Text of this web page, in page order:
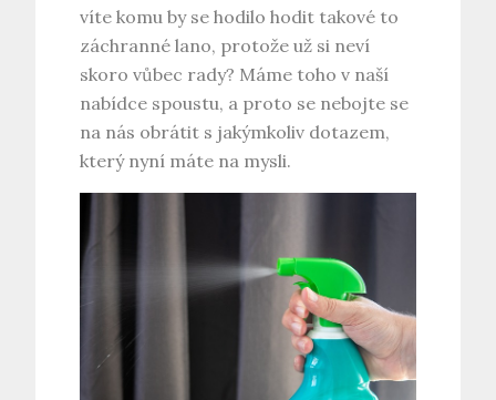
víte komu by se hodilo hodit takové to
záchranné lano, protože už si neví
skoro vůbec rady? Máme toho v naší
nabídce spoustu, a proto se nebojte se
na nás obrátit s jakýmkoliv dotazem,
který nyní máte na mysli.